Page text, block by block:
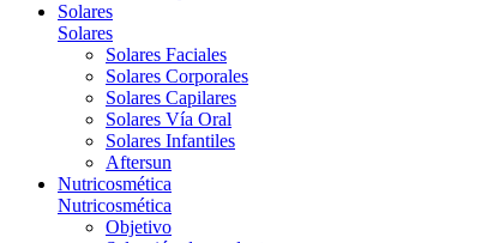
Solares
Solares
Solares Faciales
Solares Corporales
Solares Capilares
Solares Vía Oral
Solares Infantiles
Aftersun
Nutricosmética
Nutricosmética
Objetivo